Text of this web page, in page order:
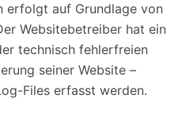
erfolgt auf Grundlage von
Websitebetreiber hat ein
technisch fehlerfreien
seiner Website –
Files erfasst werden.